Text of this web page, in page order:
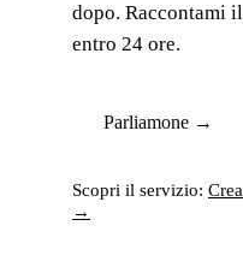
dopo. Raccontami
entro 24 ore.
Parliamone →
Scopri il servizio:
→